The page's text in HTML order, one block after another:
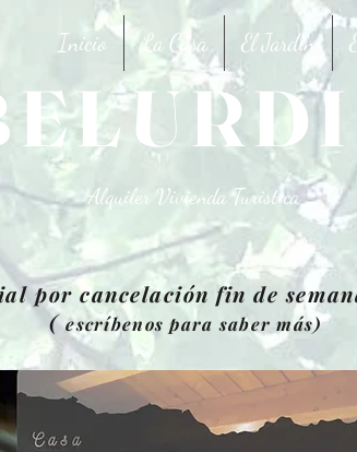
Inicio La Casa El Jardín
Alquiler Vivienda Turistica
por cancelación fin de
( escríbenos para saber más)